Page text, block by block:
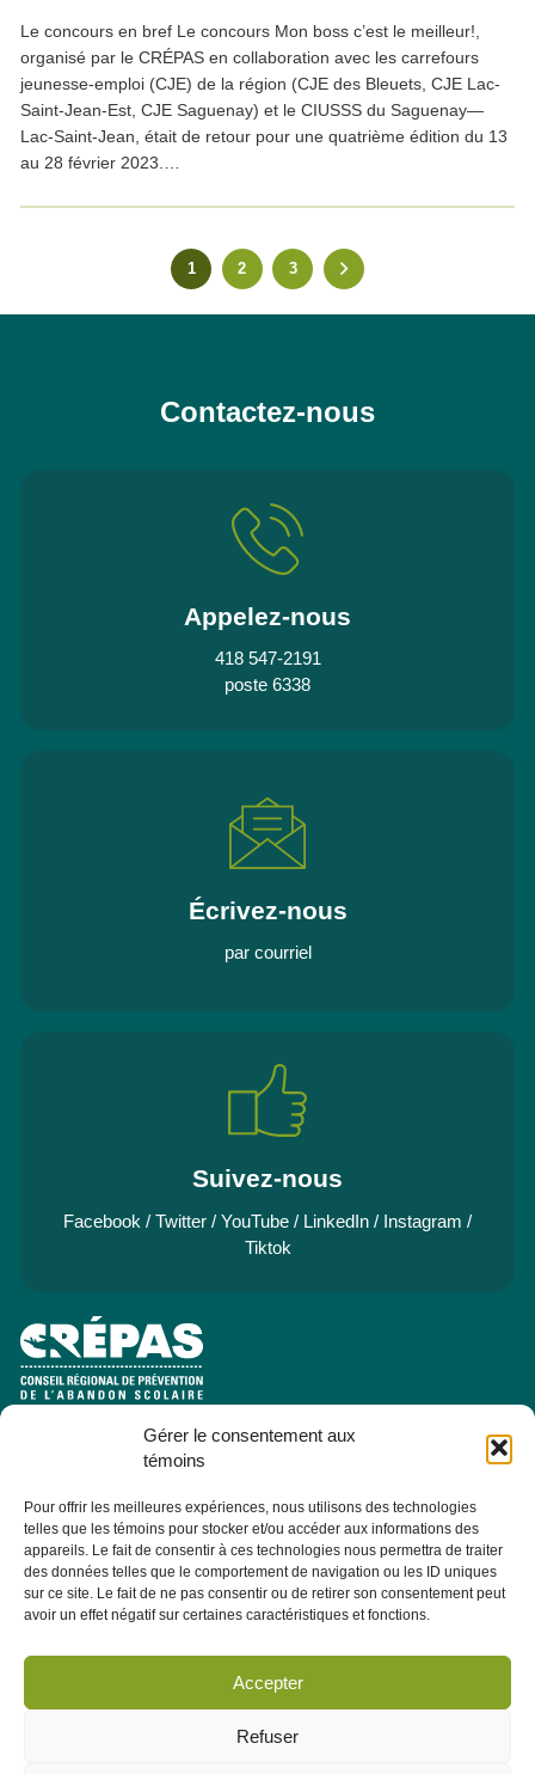
Gérer le consentement aux
témoins
Pour offrir les meilleures expériences, nous utilisons des technologies
telles que les témoins pour stocker et/ou accéder aux informations des
appareils. Le fait de consentir à ces technologies nous permettra de traiter
des données telles que le comportement de navigation ou les ID uniques
sur ce site. Le fait de ne pas consentir ou de retirer son consentement peut
avoir un effet négatif sur certaines caractéristiques et fonctions.
Accepter
Refuser
Le concours en bref Le concours Mon boss c’est le meilleur!,
organisé par le CRÉPAS en collaboration avec les carrefours
jeunesse-emploi (CJE) de la région (CJE des Bleuets, CJE Lac-
Saint-Jean-Est, CJE Saguenay) et le CIUSSS du Saguenay—
Lac-Saint-Jean, était de retour pour une quatrième édition du 13
au 28 février 2023.…
1 2 3
Contactez-nous
Appelez-nous
418 547-2191
poste 6338
Écrivez-nous
par courriel
Suivez-nous
Facebook / Twitter / YouTube / LinkedIn / Instagram /
Tiktok
Pavillon Manicouagan, 7
Jonquière (Québec) G7X 7W2
Consulter la section À PROPOS - ÉQUIPE pour les coordonnées
des membres de l'équipe.
Abonnez-vous dès maintenant à notre infolettre pour recevoir
toutes les actualités, les évènements et autres concernant le